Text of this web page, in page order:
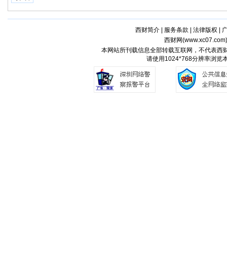
西财简介| 服务条款 法律版权
西财网(www.xc07.com
本网站所刊载信息全部转载互联网，不代表
请使用1024*768分辨率浏览